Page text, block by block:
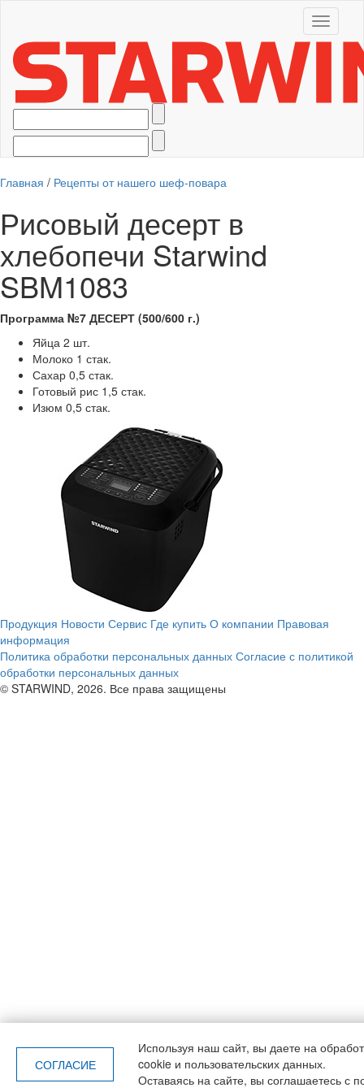
Toggle
Главная / Рецепты от нашего шеф-повара
Рисовый десерт в
хлебопечи Starwind
SBM1083
Программа №7 ДЕСЕРТ (500/600 г.)
Яйца 2 шт.
Молоко 1 стак.
Сахар 0,5 стак.
Готовый рис 1,5 стак.
Изюм 0,5 стак.
Продукция Новости Сервис Где купить О компании Правовая
информация
Политика обработки персональных данных Согласие с политикой
обработки персональных данных
© STARWIND, 2026. Все права защищены
Используя наш сайт, вы даете
СОГЛАСИЕ
на
cookie и пользовательских данных.
Оставаясь на сайте, вы соглашаетесь с